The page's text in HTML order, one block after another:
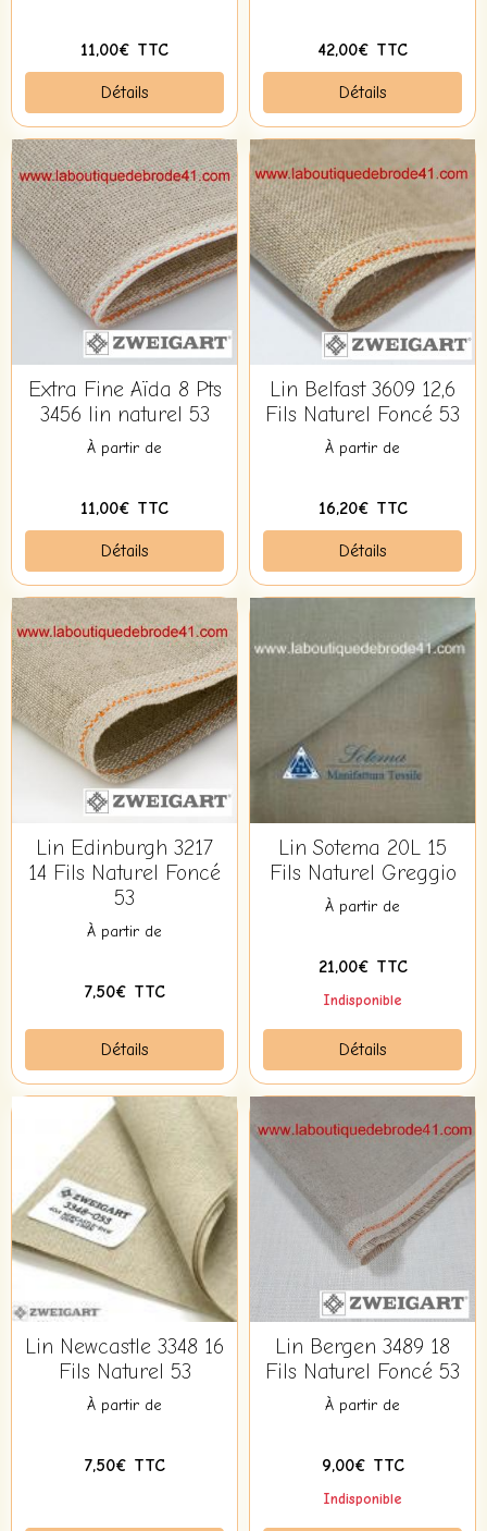
11,00€ TTC
Détails
42,00€ TTC
Détails
Extra Fine Aïda 8 Pts
3456 lin naturel 53
À partir de
11,00€ TTC
Détails
Lin Belfast 3609 12,6
Fils Naturel Foncé 53
À partir de
16,20€ TTC
Détails
Lin Edinburgh 3217
14 Fils Naturel Foncé
53
À partir de
7,50€ TTC
Détails
Lin Sotema 20L 15
Fils Naturel Greggio
À partir de
21,00€ TTC
Indisponible
Détails
Lin Newcastle 3348 16
Fils Naturel 53
À partir de
7,50€ TTC
Lin Bergen 3489 18
Fils Naturel Foncé 53
À partir de
9,00€ TTC
Indisponible